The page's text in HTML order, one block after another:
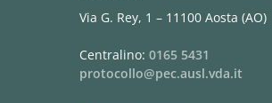
Via G. Rey, 1 – 11100 Aosta (AO)
Centralino: 0165 5431
protocollo@pec.ausl.vda.it